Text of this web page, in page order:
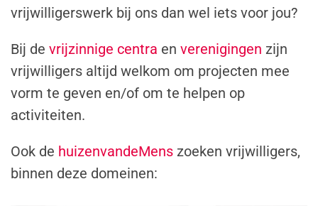
vrijwilligerswerk bij ons dan wel iets voor jou?
Bij de vrijzinnige centra en verenigingen zijn
vrijwilligers altijd welkom om projecten mee
vorm te geven en/of om te helpen op
activiteiten.
Ook de huizenvandeMens zoeken vrijwilligers,
binnen deze domeinen: